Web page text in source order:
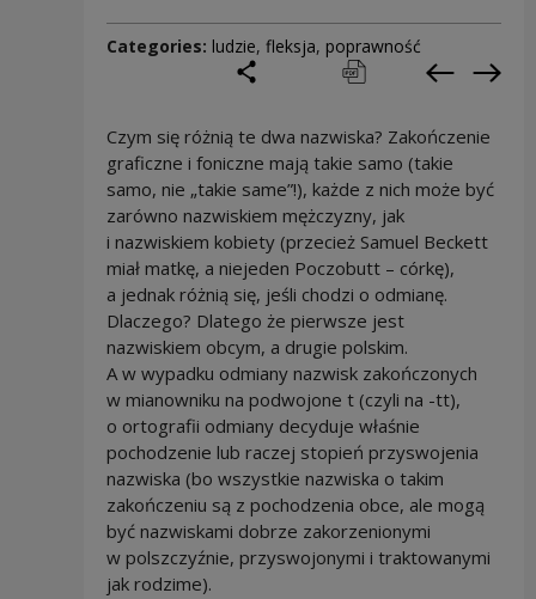
Categories: ludzie, fleksja, poprawność
print pobierz Previous
Czym się różnią te dwa nazwiska? Zakończenie
graficzne i foniczne mają takie samo (takie
samo, nie „takie same”!), każde z nich może być
zarówno nazwiskiem mężczyzny, jak
i nazwiskiem kobiety (przecież Samuel Beckett
miał matkę, a niejeden Poczobutt – córkę),
a jednak różnią się, jeśli chodzi o odmianę.
Dlaczego? Dlatego że pierwsze jest
nazwiskiem obcym, a drugie polskim.
A w wypadku odmiany nazwisk zakończonych
w mianowniku na podwojone t (czyli na -tt),
o ortografii odmiany decyduje właśnie
pochodzenie lub raczej stopień przyswojenia
nazwiska (bo wszystkie nazwiska o takim
zakończeniu są z pochodzenia obce, ale mogą
być nazwiskami dobrze zakorzenionymi
w polszczyźnie, przyswojonymi i traktowanymi
jak rodzime).